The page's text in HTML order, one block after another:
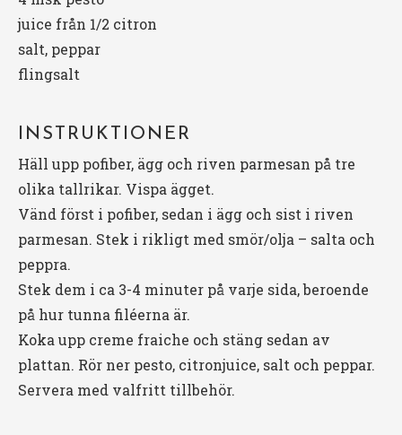
juice från 1/2 citron
salt, peppar
flingsalt
INSTRUKTIONER
Häll upp pofiber, ägg och riven parmesan på tre
olika tallrikar. Vispa ägget.
Vänd först i pofiber, sedan i ägg och sist i riven
parmesan. Stek i rikligt med smör/olja – salta och
peppra.
Stek dem i ca 3-4 minuter på varje sida, beroende
på hur tunna filéerna är.
Koka upp creme fraiche och stäng sedan av
plattan. Rör ner pesto, citronjuice, salt och peppar.
Servera med valfritt tillbehör.